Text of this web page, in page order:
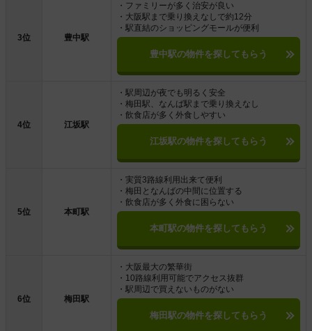
3位 豊中駅
・ファミリーが多く治安が良い
・大阪駅まで乗り換えなしで約12分
・駅直結のショッピングモールが便利
豊中駅の物件を探してもらう
4位 江坂駅
・駅周辺が夜でも明るく安全
・梅田駅、なんば駅まで乗り換えなし
・飲食店が多く外食しやすい
江坂駅の物件を探してもらう
5位 本町駅
・実質3路線利用出来て便利
・梅田となんばの中間に位置する
・飲食店が多く外食に困らない
本町駅の物件を探してもらう
6位 梅田駅
・大阪最大の繁華街
・10路線利用可能でアクセス抜群
・駅周辺で買えないものがない
梅田駅の物件を探してもらう